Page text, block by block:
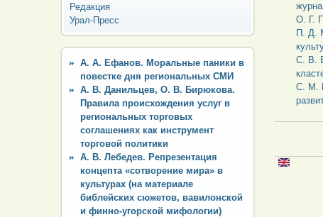
Редакция
Урал-Пресс
А. А. Ефанов. Моральные паники в
повестке дня региональных СМИ
А. В. Данильцев, О. В. Бирюкова.
Правила происхождения услуг в
региональных торговых
соглашениях как инструмент
торговой политики
А. В. Лебедев. Репрезентация
концепта «сотворение мира» в
культурах (на материале
библейских сюжетов, вавилонской
и финно-угорской мифологии)
О. Г.
П. Д.
С. В.
С. М.